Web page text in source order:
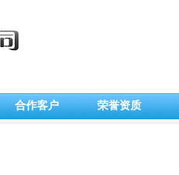
合作客户 荣誉资质